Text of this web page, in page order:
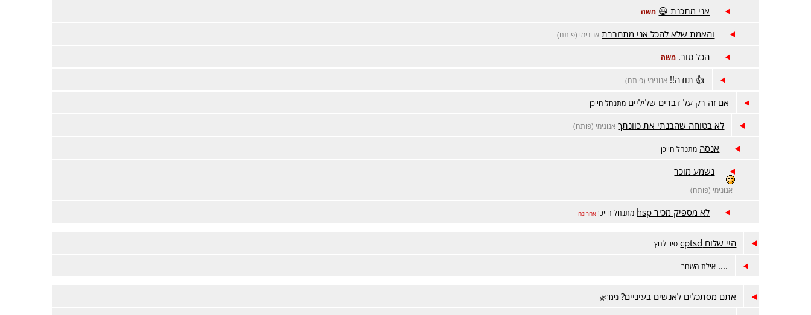
אני מתכנת 😃 משה
והאמת שלא להכל אני מתחברת אנונימי (פותח)
הכל טוב. משה
👍 תודה!! אנונימי (פותח)
אם זה רק על דברים שליליים מתנחל חייכן
לא בטוחה שהבנתי את כוונתך אנונימי (פותח)
אנסה מתנחל חייכן
נשמע מוכר
אנונימי (פותח)
לא מספיק מכיר hsp מתנחל חייכן אחרונה
היי שלום cptsd סיר לחץ
.... אילת השחר
אתם מסתכלים לאנשים בעיניים? ניגון🌿